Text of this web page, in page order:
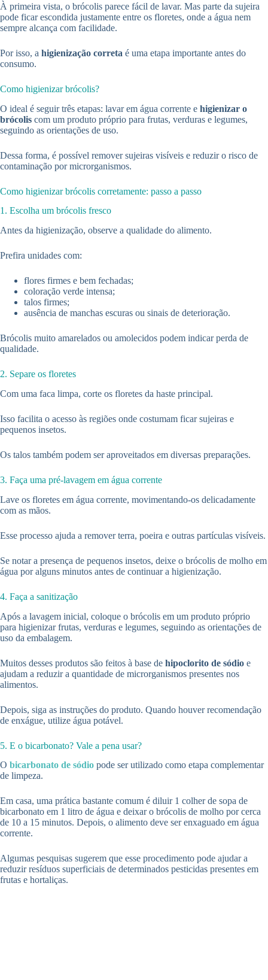
À primeira vista, o brócolis parece fácil de lavar. Mas parte da sujeira
pode ficar escondida justamente entre os floretes, onde a água nem
sempre alcança com facilidade.
Por isso, a higienização correta é uma etapa importante antes do
consumo.
Como higienizar brócolis?
O ideal é seguir três etapas: lavar em água corrente e higienizar o
brócolis com um produto próprio para frutas, verduras e legumes,
seguindo as orientações de uso.
Dessa forma, é possível remover sujeiras visíveis e reduzir o risco de
contaminação por microrganismos.
Como higienizar brócolis corretamente: passo a passo
1. Escolha um brócolis fresco
Antes da higienização, observe a qualidade do alimento.
Prefira unidades com:
flores firmes e bem fechadas;
coloração verde intensa;
talos firmes;
ausência de manchas escuras ou sinais de deterioração.
Brócolis muito amarelados ou amolecidos podem indicar perda de
qualidade.
2. Separe os floretes
Com uma faca limpa, corte os floretes da haste principal.
Isso facilita o acesso às regiões onde costumam ficar sujeiras e
pequenos insetos.
Os talos também podem ser aproveitados em diversas preparações.
3. Faça uma pré-lavagem em água corrente
Lave os floretes em água corrente, movimentando-os delicadamente
com as mãos.
Esse processo ajuda a remover terra, poeira e outras partículas visíveis.
Se notar a presença de pequenos insetos, deixe o brócolis de molho em
água por alguns minutos antes de continuar a higienização.
4. Faça a sanitização
Após a lavagem inicial, coloque o brócolis em um produto próprio
para higienizar frutas, verduras e legumes, seguindo as orientações de
uso da embalagem.
Muitos desses produtos são feitos à base de hipoclorito de sódio e
ajudam a reduzir a quantidade de microrganismos presentes nos
alimentos.
Depois, siga as instruções do produto. Quando houver recomendação
de enxágue, utilize água potável.
5. E o bicarbonato? Vale a pena usar?
O bicarbonato de sódio pode ser utilizado como etapa complementar
de limpeza.
Em casa, uma prática bastante comum é diluir 1 colher de sopa de
bicarbonato em 1 litro de água e deixar o brócolis de molho por cerca
de 10 a 15 minutos. Depois, o alimento deve ser enxaguado em água
corrente.
Algumas pesquisas sugerem que esse procedimento pode ajudar a
reduzir resíduos superficiais de determinados pesticidas presentes em
frutas e hortaliças.